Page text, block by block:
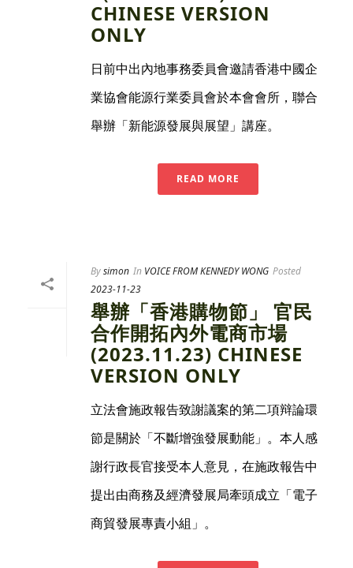
CHINESE VERSION
ONLY
日前中出內地事務委員會邀請香港中國企
業協會能源行業委員會於本會會所，聯合
舉辦「新能源發展與展望」講座。
READ MORE
Bysimon In VOICE FROM KENNEDY WONG Posted
2023-11-23
舉辦「香港購物節」 官民
合作開拓內外電商市場
(2023.11.23) CHINESE
VERSION ONLY
立法會施政報告致謝議案的第二項辩論環
節是關於「不斷增強發展動能」。本人感
謝行政長官接受本人意見，在施政報告中
提出由商務及經濟發展局牽頭成立「電子
商貿發展專責小組」。